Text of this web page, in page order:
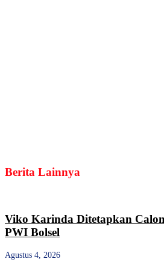
Berita Lainnya
Viko Karinda Ditetapkan
PWI Bolsel
Agustus 4, 2026